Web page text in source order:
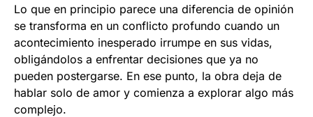
Lo que en principio parece una diferencia de opinión
se transforma en un conflicto profundo cuando un
acontecimiento inesperado irrumpe en sus vidas,
obligándolos a enfrentar decisiones que ya no
pueden postergarse. En ese punto, la obra deja de
hablar solo de amor y comienza a explorar algo más
complejo.